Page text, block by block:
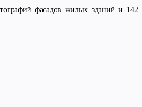
фасадов жилых зданий и 142